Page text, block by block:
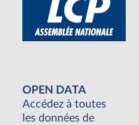
OPEN DATA
Accédez à toutes
les données de